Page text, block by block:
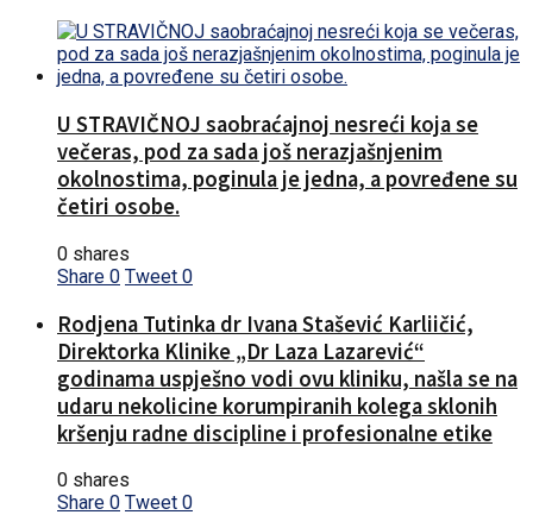
U STRAVIČNOJ saobraćajnoj nesreći koja se
večeras, pod za sada još nerazjašnjenim
okolnostima, poginula je jedna, a povređene su
četiri osobe.
0 shares
Share 0 Tweet 0
Rodjena Tutinka dr Ivana Stašević Karliičić,
Direktorka Klinike „Dr Laza Lazarević“
godinama uspješno vodi ovu kliniku, našla se na
udaru nekolicine korumpiranih kolega sklonih
kršenju radne discipline i profesionalne etike
0 shares
Share 0 Tweet 0